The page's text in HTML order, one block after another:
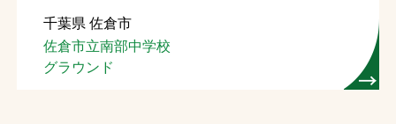
千葉県 佐倉市
佐倉市立南部中学校
グラウンド